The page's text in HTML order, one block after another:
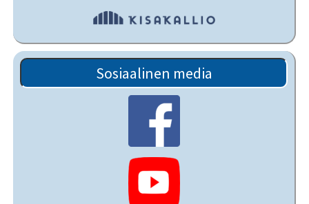
Sosiaalinen media